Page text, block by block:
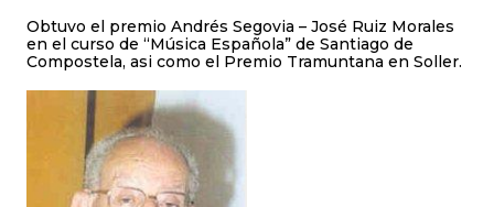
Obtuvo el premio Andrés Segovia – José Ruiz Morales
en el curso de “Música Española” de Santiago de
Compostela, asi como el Premio Tramuntana en Soller.